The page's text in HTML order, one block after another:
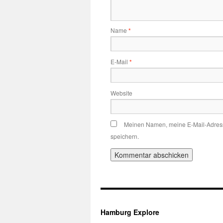
Name *
E-Mail *
Website
Meinen Namen, meine E-Mail-
speichern.
Hamburg Explore